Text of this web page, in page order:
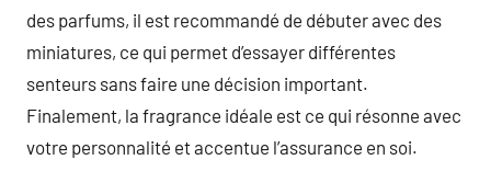
des parfums, il est recommandé de débuter avec des
miniatures, ce qui permet d’essayer différentes
senteurs sans faire une décision important.
Finalement, la fragrance idéale est ce qui résonne avec
votre personnalité et accentue l’assurance en soi.